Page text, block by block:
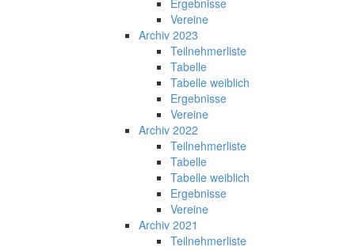
Vereine
Archiv 2023
Teilnehmerliste
Tabelle
Tabelle weiblich
Ergebnisse
Vereine
Archiv 2022
Teilnehmerliste
Tabelle
Tabelle weiblich
Ergebnisse
Vereine
Archiv 2021
Teilnehmerliste